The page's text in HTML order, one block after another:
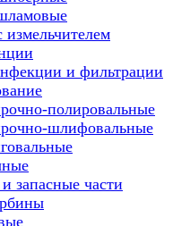
и фильтрации
полировальные
шлифовальные
запасные части